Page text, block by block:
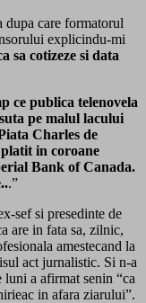
dupa care formatorul
explicindu-mi
sa cotizeze si data
ce publica telenovela
pe malul lacului
Charles de
in coroane
Bank of Canada.
.”
sef si presedinte de
are in fata sa, zilnic,
amestecand la
act jurnalistic. Si n-a
a afirmat senin “ca
in afara ziarului”.